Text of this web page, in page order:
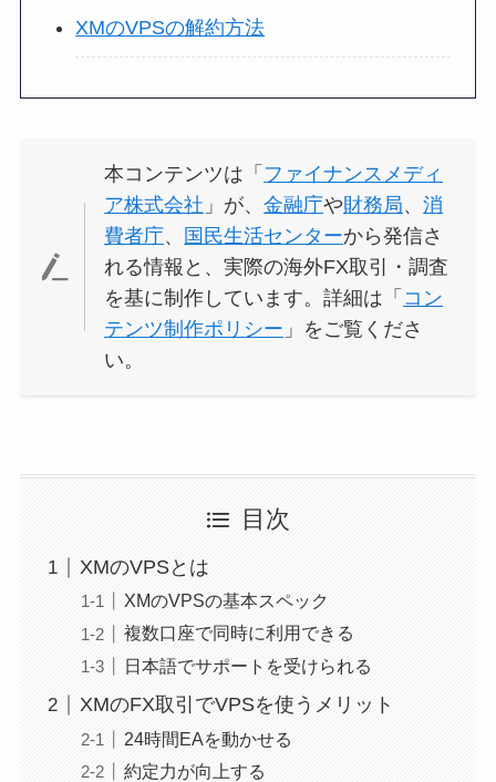
XMのVPSの解約方法
本コンテンツは「 ファイナンスメディ
ア株式会社 」が、金融庁や財務局、消
費者庁、 国民生活センターから発信さ
れる情報と、実際の海外FX取引・調査
を基に制作しています。詳細は「 コン
テンツ制作ポリシー 」をご覧くださ
い。
目次
XMのVPSとは
XMのVPSの基本スペック
複数口座で同時に利用できる
日本語でサポートを受けられる
XMのFX取引でVPSを使うメリット
24時間EAを動かせる
約定力が向上する